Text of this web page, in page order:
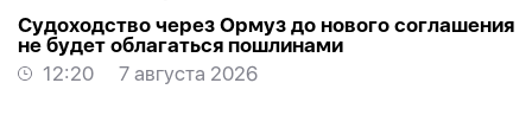
Судоходство через Ормуз до нового соглашения
не будет облагаться пошлинами
12:20
7 августа 2026